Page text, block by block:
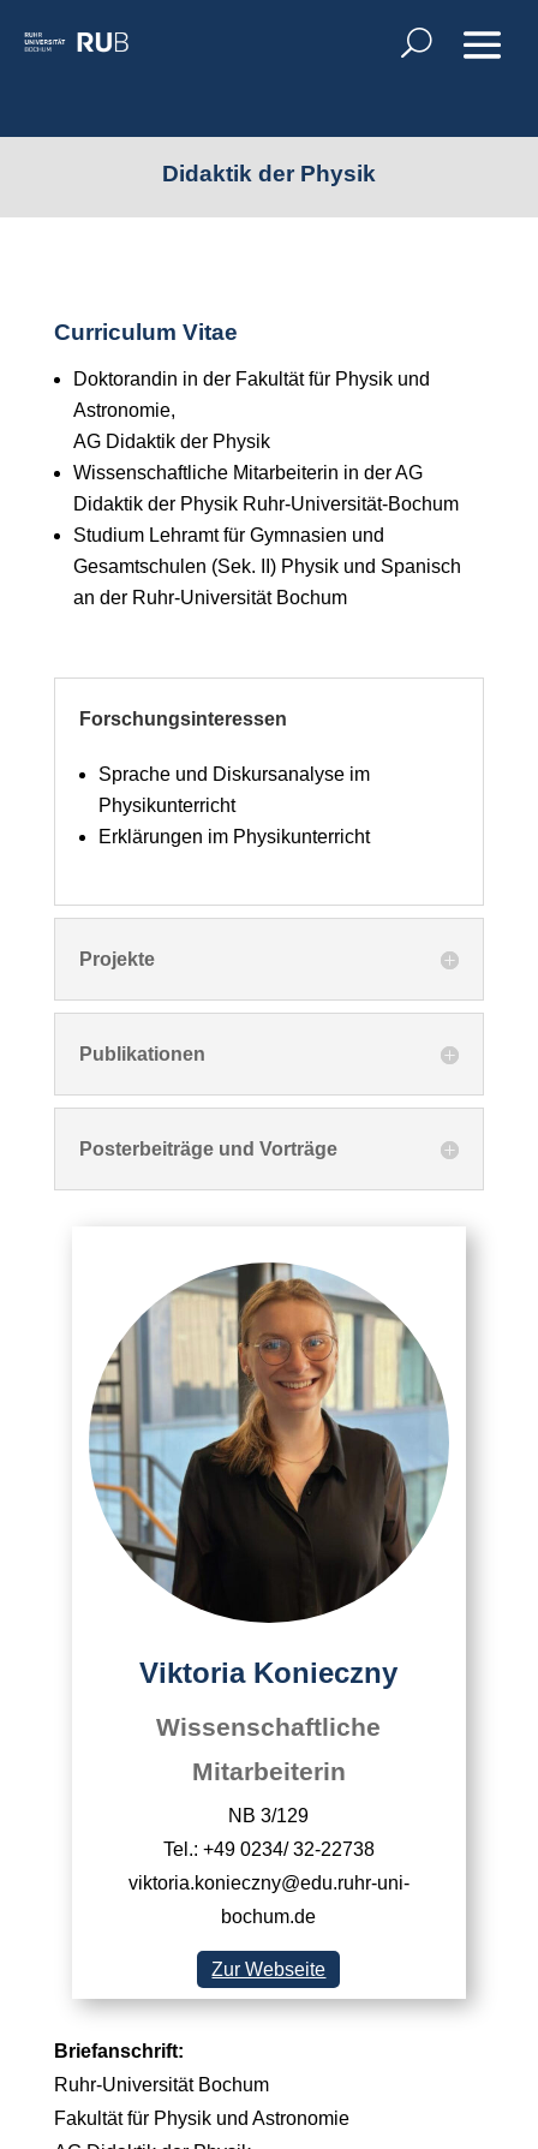
Didaktik der Physik
Curriculum Vitae
Doktorandin in der Fakultät für Physik und
Astronomie,
AG Didaktik der Physik
Wissenschaftliche Mitarbeiterin in der AG
Didaktik der Physik Ruhr-Universität-Bochum
Studium Lehramt für Gymnasien und
Gesamtschulen (Sek. II) Physik und Spanisch
an der Ruhr-Universität Bochum
Forschungsinteressen
Sprache und Diskursanalyse im
Physikunterricht
Erklärungen im Physikunterricht
Projekte
Publikationen
Posterbeiträge und Vorträge
Viktoria Konieczny
Wissenschaftliche
Mitarbeiterin
NB 3/129
Tel.: +49 0234/ 32-22738
viktoria.konieczny@edu.ruhr-uni-
bochum.de
Zur Webseite
Briefanschrift:
Ruhr-Universität Bochum
Fakultät für Physik und Astronomie